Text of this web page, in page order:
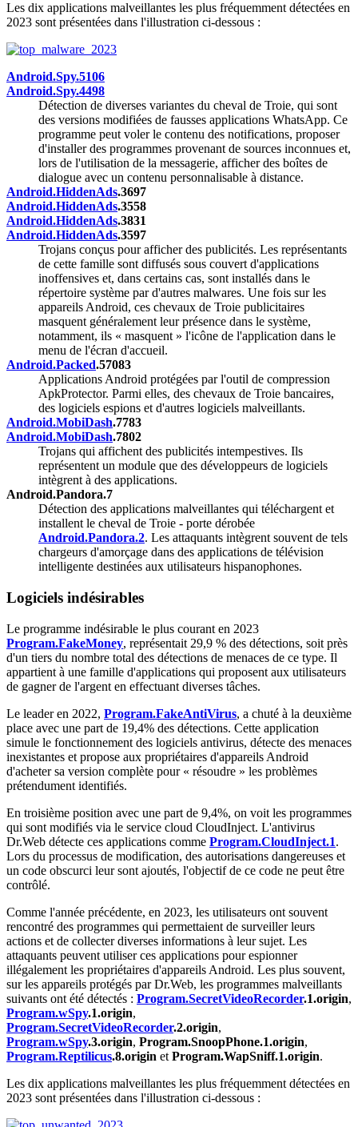
Les dix applications malveillantes les plus fréquemment détectées en
2023 sont présentées dans l'illustration ci-dessous :
Android.Spy.5106
Android.Spy.4498
Détection de diverses variantes du cheval de Troie, qui sont
des versions modifiées de fausses applications WhatsApp. Ce
programme peut voler le contenu des notifications, proposer
d'installer des programmes provenant de sources inconnues et,
lors de l'utilisation de la messagerie, afficher des boîtes de
dialogue avec un contenu personnalisable à distance.
Android.HiddenAds.3697
Android.HiddenAds.3558
Android.HiddenAds.3831
Android.HiddenAds.3597
Trojans conçus pour afficher des publicités. Les représentants
de cette famille sont diffusés sous couvert d'applications
inoffensives et, dans certains cas, sont installés dans le
répertoire système par d'autres malwares. Une fois sur les
appareils Android, ces chevaux de Troie publicitaires
masquent généralement leur présence dans le système,
notamment, ils « masquent » l'icône de l'application dans le
menu de l'écran d'accueil.
Android.Packed.57083
Applications Android protégées par l'outil de compression
ApkProtector. Parmi elles, des chevaux de Troie bancaires,
des logiciels espions et d'autres logiciels malveillants.
Android.MobiDash.7783
Android.MobiDash.7802
Trojans qui affichent des publicités intempestives. Ils
représentent un module que des développeurs de logiciels
intègrent à des applications.
Android.Pandora.7
Détection des applications malveillantes qui téléchargent et
installent le cheval de Troie - porte dérobée
Android.Pandora.2. Les attaquants intègrent souvent de tels
chargeurs d'amorçage dans des applications de télévision
intelligente destinées aux utilisateurs hispanophones.
Logiciels indésirables
Le programme indésirable le plus courant en 2023
Program.FakeMoney, représentait 29,9 % des détections, soit près
d'un tiers du nombre total des détections de menaces de ce type. Il
appartient à une famille d'applications qui proposent aux utilisateurs
de gagner de l'argent en effectuant diverses tâches.
Le leader en 2022, Program.FakeAntiVirus, a chuté à la deuxième
place avec une part de 19,4% des détections. Cette application
simule le fonctionnement des logiciels antivirus, détecte des menaces
inexistantes et propose aux propriétaires d'appareils Android
d'acheter sa version complète pour « résoudre » les problèmes
prétendument identifiés.
En troisième position avec une part de 9,4%, on voit les programmes
qui sont modifiés via le service cloud CloudInject. L'antivirus
Dr.Web détecte ces applications comme Program.CloudInject.1.
Lors du processus de modification, des autorisations dangereuses et
un code obscurci leur sont ajoutés, l'objectif de ce code ne peut être
contrôlé.
Comme l'année précédente, en 2023, les utilisateurs ont souvent
rencontré des programmes qui permettaient de surveiller leurs
actions et de collecter diverses informations à leur sujet. Les
attaquants peuvent utiliser ces applications pour espionner
illégalement les propriétaires d'appareils Android. Les plus souvent,
sur les appareils protégés par Dr.Web, les programmes malveillants
suivants ont été détectés : Program.SecretVideoRecorder.1.origin,
Program.wSpy.1.origin,
Program.SecretVideoRecorder.2.origin,
Program.wSpy.3.origin, Program.SnoopPhone.1.origin,
Program.Reptilicus.8.origin et Program.WapSniff.1.origin.
Les dix applications malveillantes les plus fréquemment détectées en
2023 sont présentées dans l'illustration ci-dessous :